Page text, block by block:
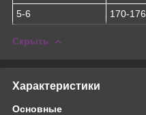
5-6
170-176
Скрыть
Характеристики
Основные